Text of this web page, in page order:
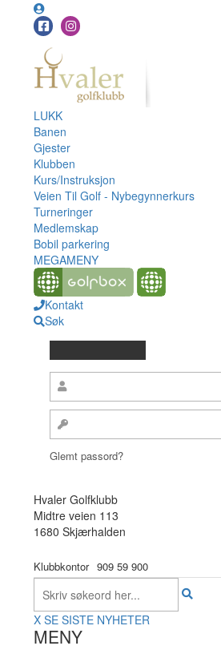
LUKK
Banen
Gjester
Klubben
Kurs/Instruksjon
Veien Til Golf - Nybegynnerkurs
Turneringer
Medlemskap
Bobil parkering
MEGAMENY
Kontakt
Søk
Glemt passord?
Hvaler Golfklubb
Midtre veien 113
1680 Skjærhalden
Klubbkontor 909 59 900
X SE SISTE NYHETER
MENY